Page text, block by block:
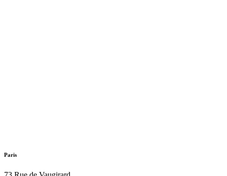
Paris